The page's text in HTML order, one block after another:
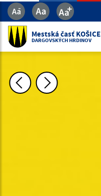
Mestská časť KOŠICE
DARGOVSKÝCH HRDINOV